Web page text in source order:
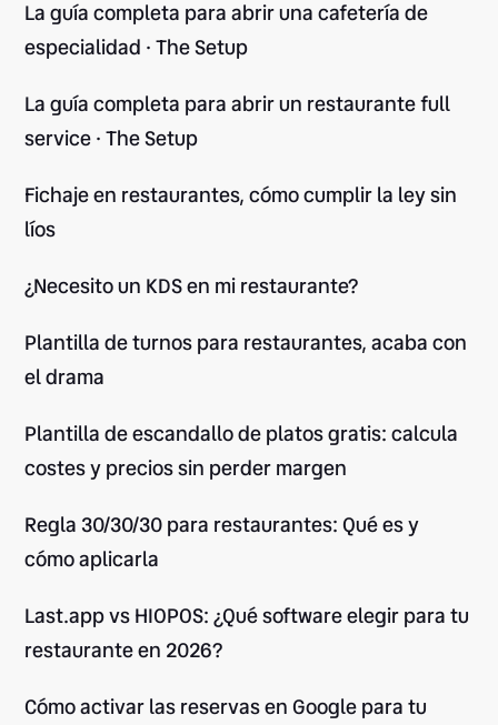
La guía completa para abrir una cafetería de
especialidad · The Setup
La guía completa para abrir un restaurante full
service · The Setup
Fichaje en restaurantes, cómo cumplir la ley sin
líos
¿Necesito un KDS en mi restaurante?
Plantilla de turnos para restaurantes, acaba con
el drama
Plantilla de escandallo de platos gratis: calcula
costes y precios sin perder margen
Regla 30/30/30 para restaurantes: Qué es y
cómo aplicarla
Last.app vs HIOPOS: ¿Qué software elegir para tu
restaurante en 2026?
Cómo activar las reservas en Google para tu